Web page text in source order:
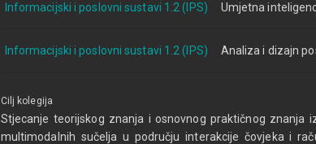
Informacijski i poslovni sustavi 1.2 (IPS) Umjetna
Informacijski i poslovni sustavi 1.2 (IPS) Analiza i dizajn
Cilj kolegija
Stjecanje teorijskog znanja i osnovnog praktičnog znanja
multimodalnih sučelja u području interakcije čovjeka i